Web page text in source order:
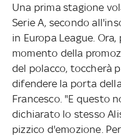
Una prima stagione
Serie A, secondo
in Europa League.
momento della
del polacco, toccherà
difendere la porta
Francesco. "E questo
dichiarato lo stesso
pizzico d'emozione.